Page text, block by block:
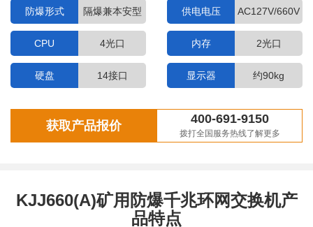
防爆形式 隔爆兼本安型 供电电压 AC127V/660V
CPU 4光口 内存 2光口
硬盘 14接口 显示器 约90kg
获取产品报价 400-691-9150
拨打全国服务热线了解更多
KJJ660(A)矿用防爆千兆环网交换机产
品特点